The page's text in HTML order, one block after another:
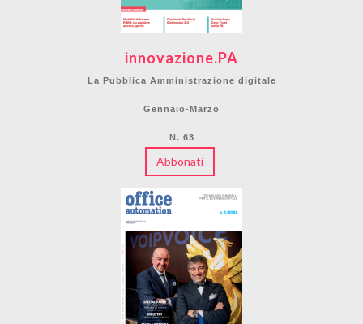
innovazione.PA
La Pubblica Amministrazione digitale
Gennaio-Marzo
N. 63
Abbonati